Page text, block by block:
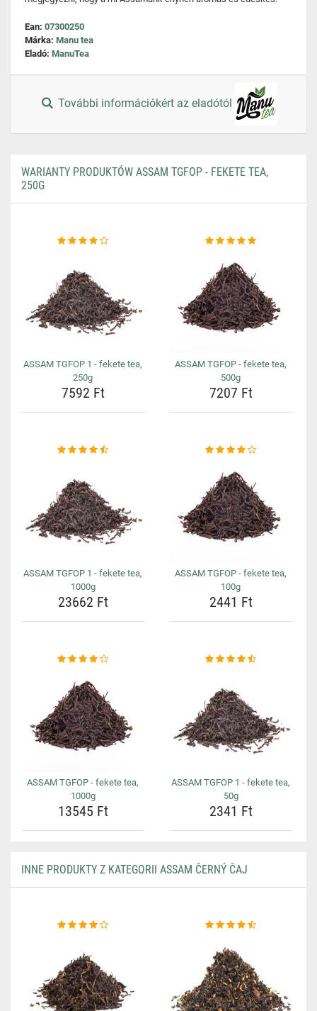
Ean: 07300250
Márka: Manu tea
Eladó: ManuTea
További információkért az eladótól
WARIANTY PRODUKTÓW ASSAM TGFOP - FEKETE TEA,
250G
ASSAM TGFOP 1 - fekete tea,
250g
7592 Ft
ASSAM TGFOP - fekete tea,
500g
7207 Ft
ASSAM TGFOP 1 - fekete tea,
1000g
23662 Ft
ASSAM TGFOP - fekete tea,
100g
2441 Ft
ASSAM TGFOP - fekete tea,
1000g
13545 Ft
ASSAM TGFOP 1 - fekete tea,
50g
2341 Ft
INNE PRODUKTY Z KATEGORII ASSAM ČERNÝ ČAJ